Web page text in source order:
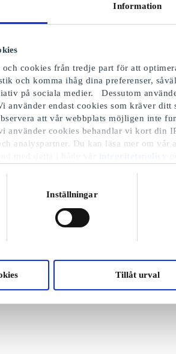
Information
cookies från tredje part för att
och komma ihåg dina preferenser,
på sociala medier. Dessutom
använder endast cookies som kräver
att vår webbplats möjligen inte
cookies behandlar vi kort din
analyspartner. Du kan läsa mer om
Inställningar
Tillåt urval